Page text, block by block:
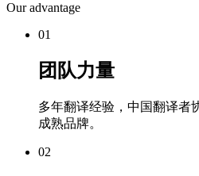
Our advantage
01
团队力量
多年翻译经验，中国翻译者
成熟品牌。
02